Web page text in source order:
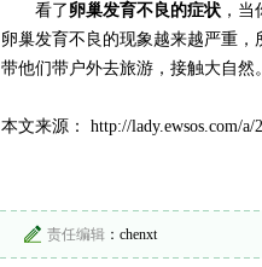
看了 卵巢发育不良的症状 ，
卵巢发育不良的现象越来越严重
带他们带户外去旅游，接触大自然。
本文来源： http://lady.ewsos.com/a/
责任编辑 ：chenxt